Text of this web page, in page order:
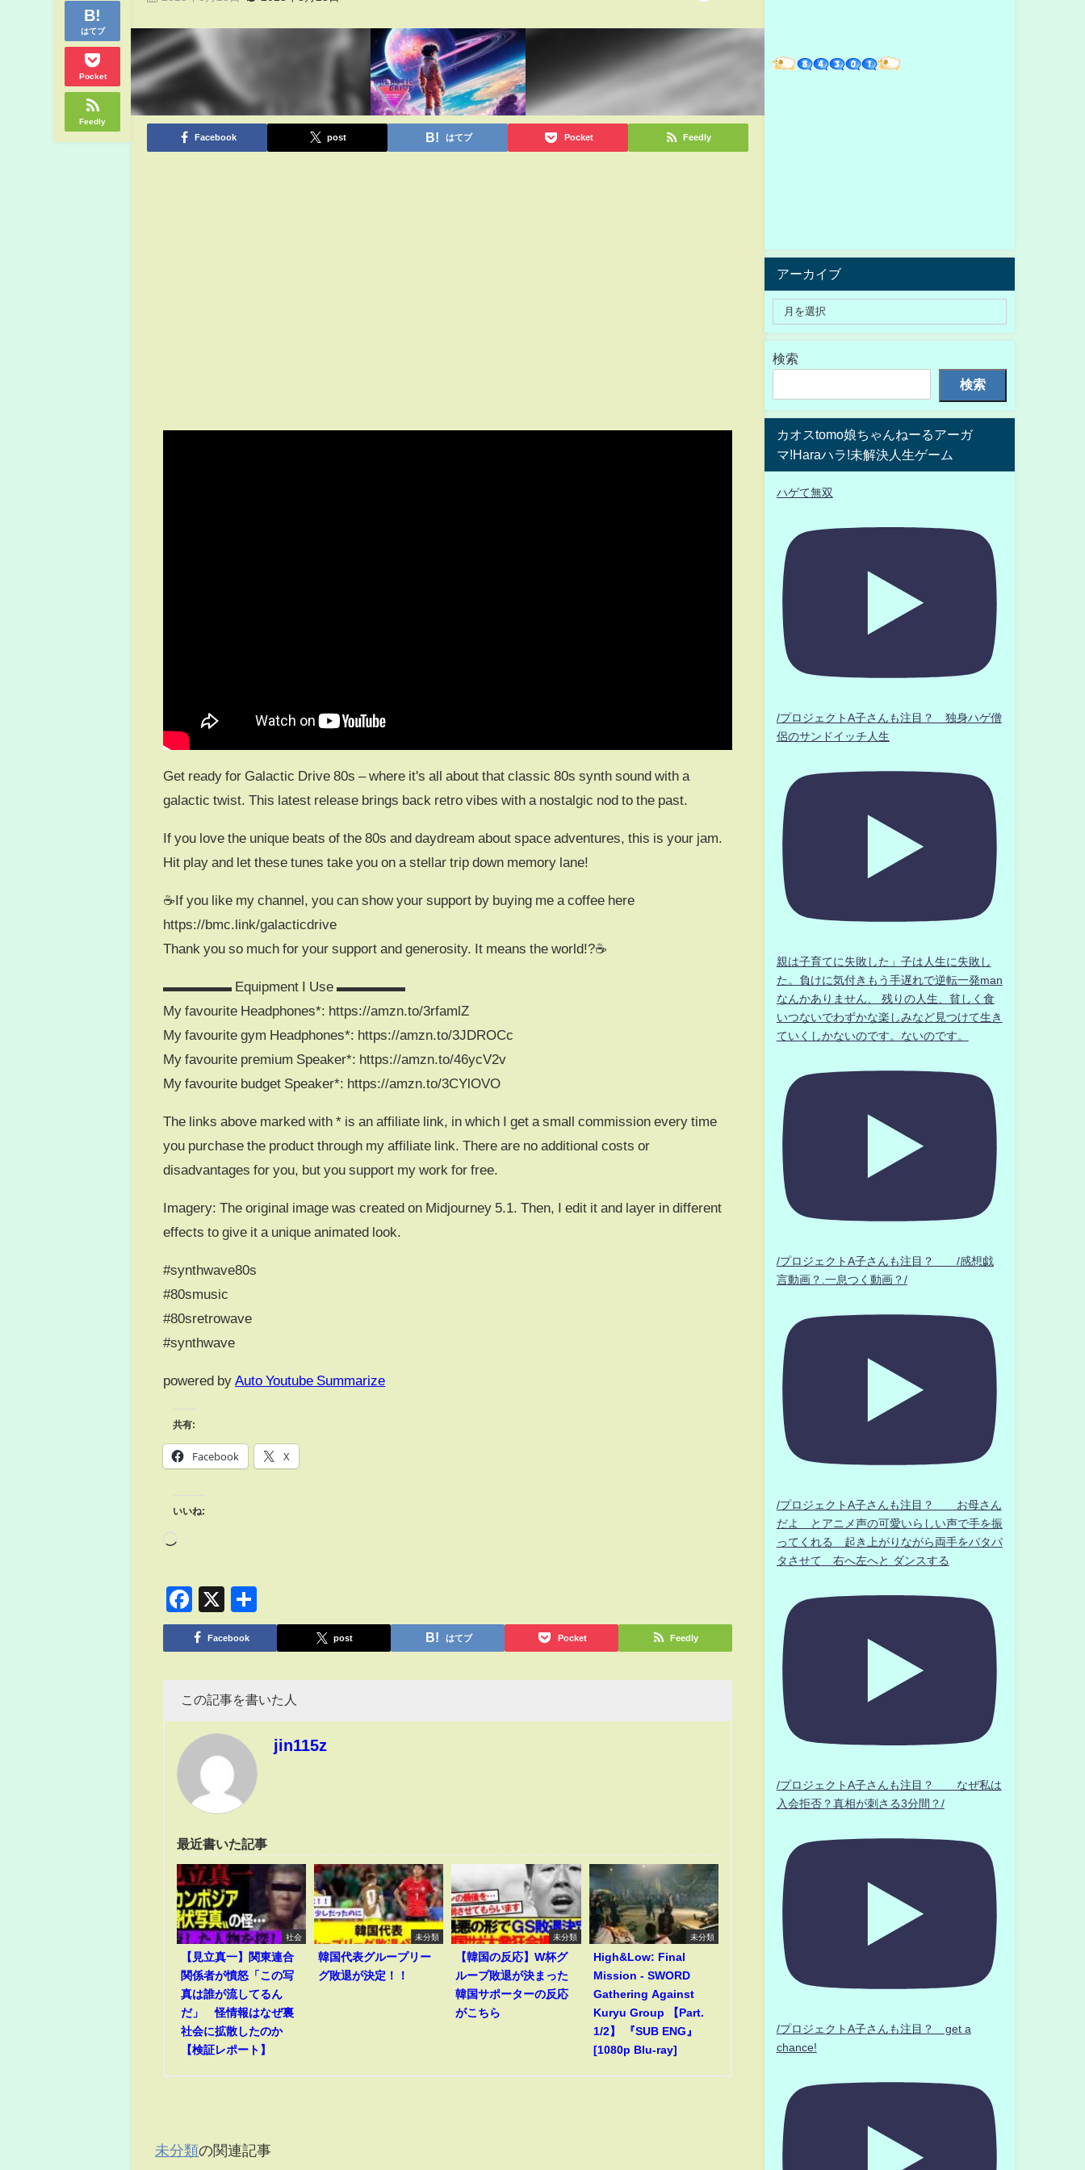
はてブ
Pocket
Feedly
Facebook post はてブ Pocket Feedly
Get ready for Galactic Drive 80s – where it's all about that classic 80s synth sound with a
galactic twist. This latest release brings back retro vibes with a nostalgic nod to the past.
If you love the unique beats of the 80s and daydream about space adventures, this is your jam.
Hit play and let these tunes take you on a stellar trip down memory lane!
☕️If you like my channel, you can show your support by buying me a coffee here
https://bmc.link/galacticdrive
Thank you so much for your support and generosity. It means the world!?☕️
▬▬▬▬▬ Equipment I Use ▬▬▬▬▬
My favourite Headphones*: https://amzn.to/3rfamlZ
My favourite gym Headphones*: https://amzn.to/3JDROCc
My favourite premium Speaker*: https://amzn.to/46ycV2v
My favourite budget Speaker*: https://amzn.to/3CYlOVO
The links above marked with * is an affiliate link, in which I get a small commission every time
you purchase the product through my affiliate link. There are no additional costs or
disadvantages for you, but you support my work for free.
Imagery: The original image was created on Midjourney 5.1. Then, I edit it and layer in different
effects to give it a unique animated look.
#synthwave80s
#80smusic
#80sretrowave
#synthwave
powered by Auto Youtube Summarize
共有:
Facebook X
いいね:
Facebook
X
有
Facebook post はてブ Pocket Feedly
この記事を書いた人
jin115z
最近書いた記事
社会
【見立真一】関東連合
関係者が憤怒「この写
真は誰が流してるん
だ」 怪情報はなぜ裏
社会に拡散したのか
【検証レポート】
未分類
韓国代表グループリー
グ敗退が決定！！
未分類
【韓国の反応】W杯グ
ループ敗退が決まった
韓国サポーターの反応
がこちら
未分類
High&Low: Final
Mission - SWORD
Gathering Against
Kuryu Group 【Part.
1/2】 『SUB ENG』
[1080p Blu-ray]
未分類の関連記事
アーカイブ
検索
検索
カオスtomo娘ちゃんねーるアーガ
マ!Haraハラ!未解決人生ゲーム
ハゲて無双
/プロジェクトA子さんも注目？ 独身ハゲ僧
侶のサンドイッチ人生
親は子育てに失敗した」子は人生に失敗し
た。負けに気付きもう手遅れで逆転一発man
なんかありません、 残りの人生、貧しく食
いつないでわずかな楽しみなど見つけて生き
ていくしかないのです。ないのです。
/プロジェクトA子さんも注目？ /感想戯
言動画？.一息つく動画？/
/プロジェクトA子さんも注目？ お母さん
だよ とアニメ声の可愛いらしい声で手を振
ってくれる 起き上がりながら両手をパタパ
タさせて 右へ左へと ダンスする
/プロジェクトA子さんも注目？ なぜ私は
入会拒否？真相が刺さる3分間？/
/プロジェクトA子さんも注目？ get a
chance!